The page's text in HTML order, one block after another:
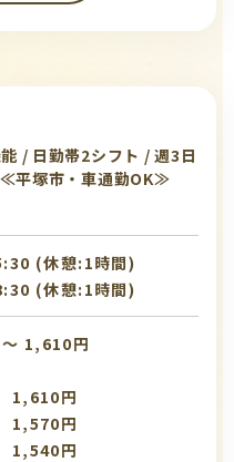
/ 日勤帯2シフト / 週3日
平塚市・車通勤OK≫
(休憩:1時間)
(休憩:1時間)
1,610円
1,610円
1,570円
1,540円